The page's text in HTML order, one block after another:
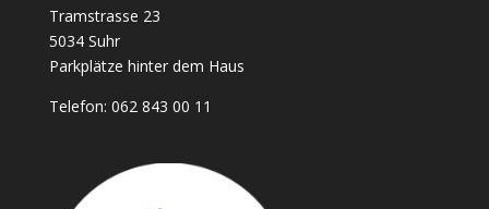
Tramstrasse 23
5034 Suhr
Parkplätze hinter dem Haus
Telefon: 062 843 00 11